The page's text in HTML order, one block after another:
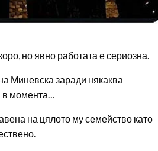
но явно работата е сериозна.
Миневска заради някаква
момента…
на цялото му семейство като